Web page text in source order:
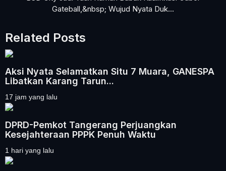
Gateball,&nbsp; Wujud Nyata Duk...
Related Posts
Aksi Nyata Selamatkan Situ 7 Muara, GANESPA
Libatkan Karang Tarun...
17 jam yang lalu
DPRD-Pemkot Tangerang Perjuangkan
Kesejahteraan PPPK Penuh Waktu
1 hari yang lalu